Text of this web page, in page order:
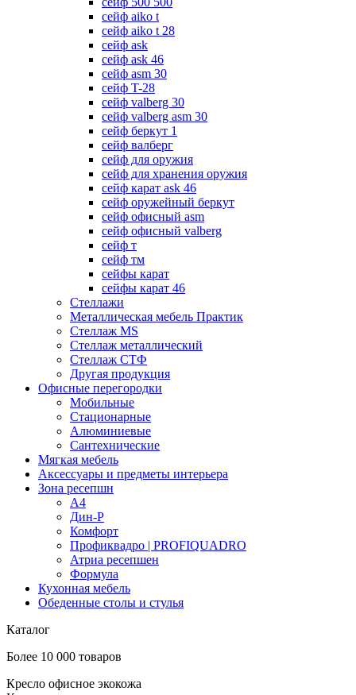
сейф aiko t
сейф aiko t 28
сейф ask
сейф ask 46
сейф asm 30
сейф T-28
сейф valberg 30
сейф valberg asm 30
сейф беркут 1
сейф валберг
сейф для оружия
сейф для хранения оружия
сейф карат ask 46
сейф оружейный беркут
сейф офисный asm
сейф офисный valberg
сейф т
сейф тм
сейфы карат
сейфы карат 46
Стеллажи
Металлическая мебель Практик
Стеллаж MS
Стеллаж металлический
Стеллаж СТФ
Другая продукция
Офисные перегородки
Мобильные
Стационарные
Алюминиевые
Сантехнические
Мягкая мебель
Аксессуары и предметы интерьера
Зона ресепшн
А4
Дин-Р
Комфорт
Профиквадро | PROFIQUADRO
Атриа ресепшен
Формула
Кухонная мебель
Обеденные столы и стулья
Каталог
Более 10 000 товаров
Кресло офисное экокожа